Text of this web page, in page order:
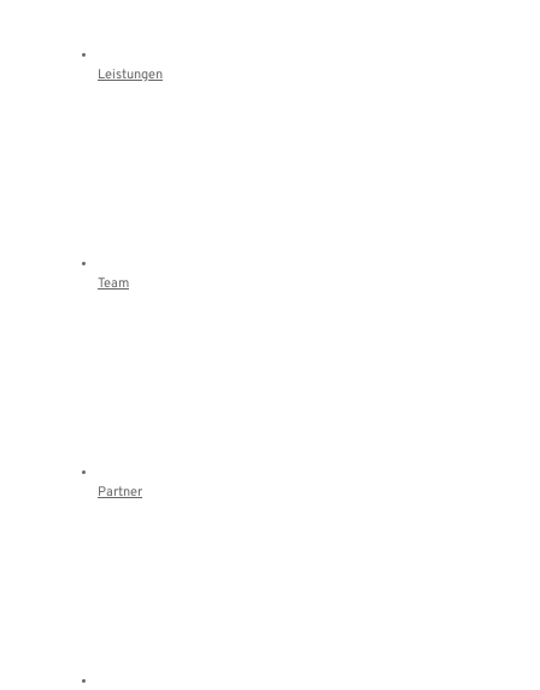
Leistungen
Team
Partner